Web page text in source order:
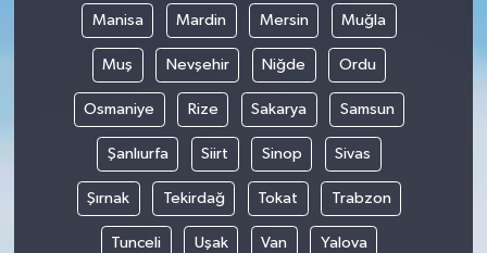
Manisa Mardin Mersin Muğla
Muş Nevşehir Niğde Ordu
Osmaniye Rize Sakarya Samsun
Şanlıurfa Siirt Sinop Sivas
Şırnak Tekirdağ Tokat Trabzon
Tunceli Uşak Van Yalova